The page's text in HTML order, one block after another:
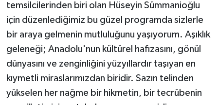
temsilcilerinden biri olan Hüseyin Sümmanioğlu
için düzenlediğimiz bu güzel programda sizlerle
bir araya gelmenin mutluluğunu yaşıyorum. Aşıklık
geleneği; Anadolu'nun kültürel hafızasını, gönül
dünyasını ve zenginliğini yüzyıllardır taşıyan en
kıymetli miraslarımızdan biridir. Sazın telinden
yükselen her nağme bir hikmetin, bir tecrübenin